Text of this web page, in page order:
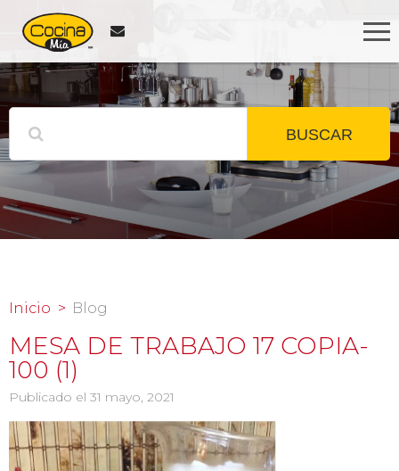
BUSCAR
Inicio Blog
MESA DE TRABAJO 17 COPIA-
100 (1)
Publicado el 31 mayo, 2021